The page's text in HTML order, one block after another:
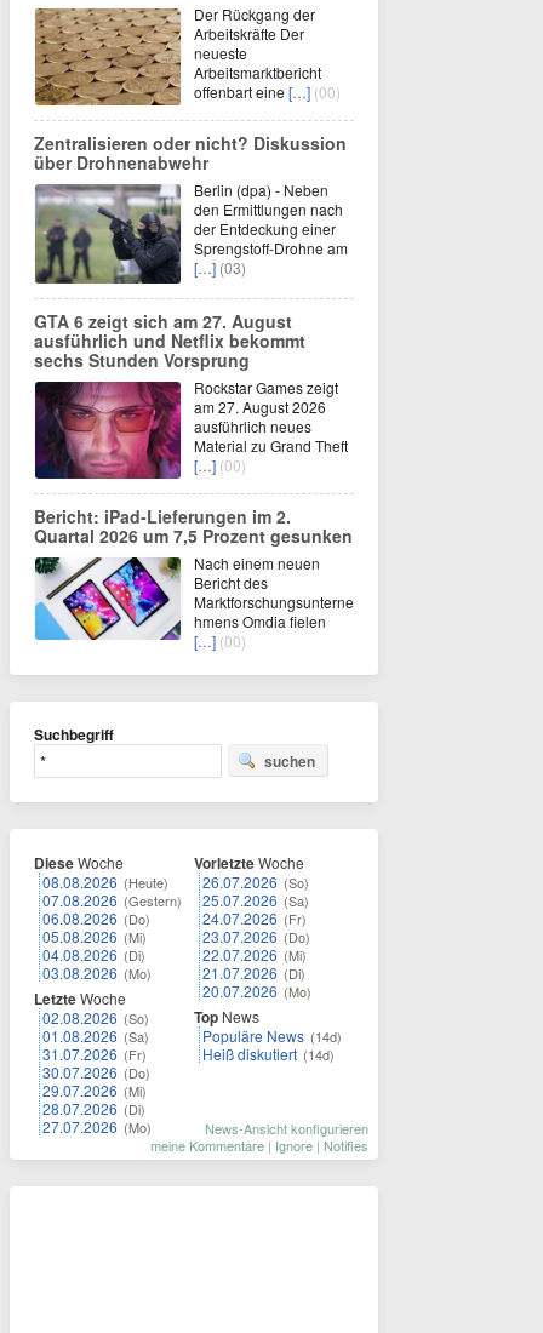
Der Rückgang der
Arbeitskräfte Der
neueste
Arbeitsmarktbericht
offenbart eine […] (00)
Zentralisieren oder nicht? Diskussion
über Drohnenabwehr
Berlin (dpa) - Neben
den Ermittlungen nach
der Entdeckung einer
Sprengstoff-Drohne am
[…] (03)
GTA 6 zeigt sich am 27. August
ausführlich und Netflix bekommt
sechs Stunden Vorsprung
Rockstar Games zeigt
am 27. August 2026
ausführlich neues
Material zu Grand Theft
[…] (00)
Bericht: iPad-Lieferungen im 2.
Quartal 2026 um 7,5 Prozent gesunken
Nach einem neuen
Bericht des
Marktforschungsunterne
hmens Omdia fielen
[…] (00)
Suchbegriff
suchen
DieseWoche
08.08.2026 (Heute)
07.08.2026 (Gestern)
06.08.2026 (Do)
05.08.2026 (Mi)
04.08.2026 (Di)
03.08.2026 (Mo)
LetzteWoche
02.08.2026 (So)
01.08.2026 (Sa)
31.07.2026 (Fr)
30.07.2026 (Do)
29.07.2026 (Mi)
28.07.2026 (Di)
27.07.2026 (Mo)
VorletzteWoche
26.07.2026 (So)
25.07.2026 (Sa)
24.07.2026 (Fr)
23.07.2026 (Do)
22.07.2026 (Mi)
21.07.2026 (Di)
20.07.2026 (Mo)
Top News
Populäre News (14d)
Heiß diskutiert (14d)
News-Ansicht konfigurieren
meine Kommentare | Ignore | Notifies